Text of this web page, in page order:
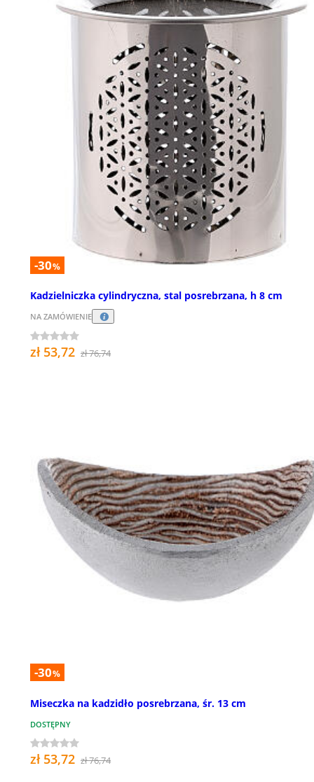
-30%
Kadzielniczka cylindryczna, stal posrebrzana, h 8 cm
NA ZAMÓWIENIE
zł 53,72 zł 76,74
-30%
Miseczka na kadzidło posrebrzana, śr. 13 cm
DOSTĘPNY
zł 53,72 zł 76,74